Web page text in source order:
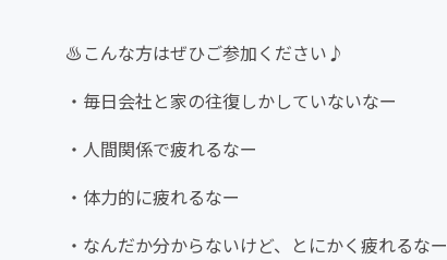
♨️こんな方はぜひご参加ください♪
・毎日会社と家の往復しかしていないなー
・人間関係で疲れるなー
・体力的に疲れるなー
・なんだか分からないけど、とにかく疲れるなー